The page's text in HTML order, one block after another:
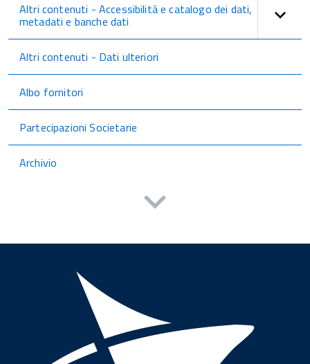
Altri contenuti - Accessibilità e catalogo dei dati,
metadati e banche dati
Altri contenuti - Dati ulteriori
Albo fornitori
Partecipazioni Societarie
Archivio